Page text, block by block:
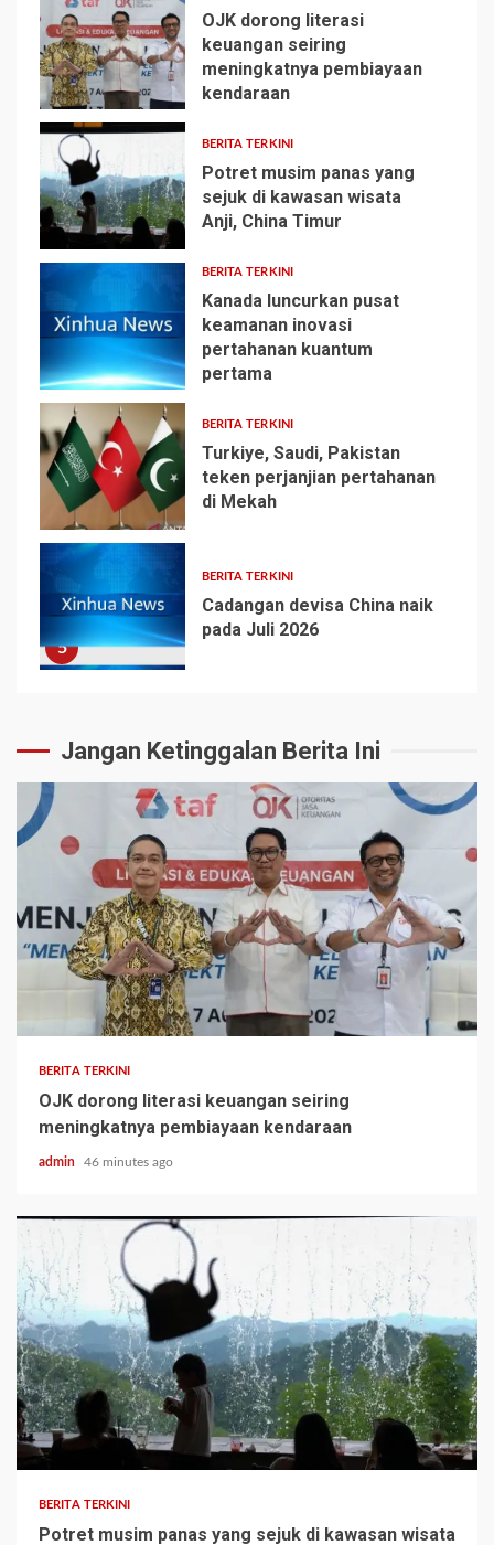
1
OJK dorong literasi
keuangan seiring
meningkatnya pembiayaan
kendaraan
2
BERITA TERKINI
Potret musim panas yang
sejuk di kawasan wisata
Anji, China Timur
3
BERITA TERKINI
Kanada luncurkan pusat
keamanan inovasi
pertahanan kuantum
pertama
4
BERITA TERKINI
Turkiye, Saudi, Pakistan
teken perjanjian pertahanan
di Mekah
5
BERITA TERKINI
Cadangan devisa China naik
pada Juli 2026
Jangan Ketinggalan Berita Ini
BERITA TERKINI
OJK dorong literasi keuangan seiring
meningkatnya pembiayaan kendaraan
admin 46 minutes ago
BERITA TERKINI
Potret musim panas yang sejuk di kawasan wisata